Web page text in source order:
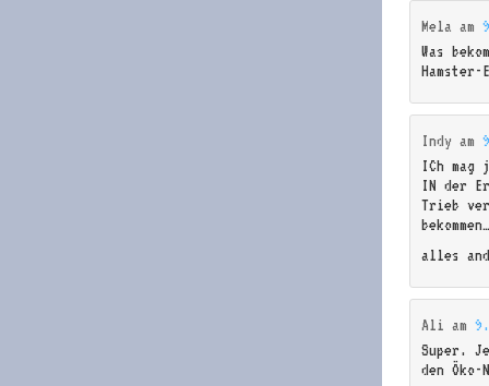
Mela am
Was
Indy am
ICh mag
IN der
Trieb
bekommen…
alles
Ali am
Super.
den